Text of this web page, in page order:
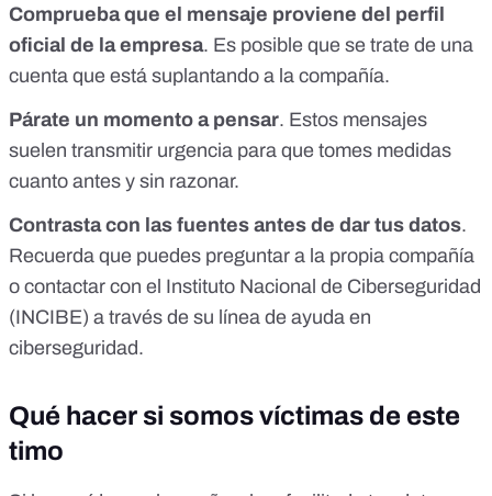
Comprueba que el mensaje proviene del perfil
oficial de la empresa. Es posible que se trate de una
cuenta que está suplantando a la compañía.
Párate un momento a pensar. Estos mensajes
suelen transmitir urgencia para que tomes medidas
cuanto antes y sin razonar.
Contrasta con las fuentes antes de dar tus datos.
Recuerda que puedes preguntar a la propia compañía
o contactar con el Instituto Nacional de Ciberseguridad
(INCIBE) a través de su línea de ayuda en
ciberseguridad.
Qué hacer si somos víctimas de este
timo